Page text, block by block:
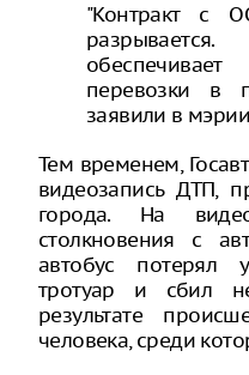
"Контракт с
перевозки в
заявили в
Тем временем,
видеозапись ДТП,
города. На
столкновения с
автобус потерял
тротуар и сбил
результате
человека, среди